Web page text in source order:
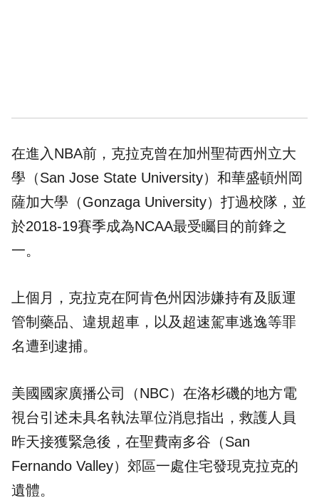
在進入NBA前，克拉克曾在加州聖荷西州立大
學（San Jose State University）和華盛頓州岡
薩加大學（Gonzaga University）打過校隊，並
於2018-19賽季成為NCAA最受矚目的前鋒之
一。
上個月，克拉克在阿肯色州因涉嫌持有及販運
管制藥品、違規超車，以及超速駕車逃逸等罪
名遭到逮捕。
美國國家廣播公司（NBC）在洛杉磯的地方電
視台引述未具名執法單位消息指出，救護人員
昨天接獲緊急後，在聖費南多谷（San
Fernando Valley）郊區一處住宅發現克拉克的
遺體。